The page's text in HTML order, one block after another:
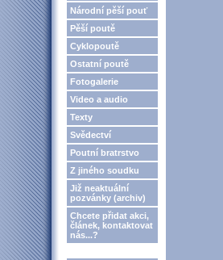
Národní pěší pouť
Pěší poutě
Cyklopoutě
Ostatní poutě
Fotogalerie
Video a audio
Texty
Svědectví
Poutní bratrstvo
Z jiného soudku
Již neaktuální
pozvánky (archiv)
Chcete přidat akci,
článek, kontaktovat
nás...?